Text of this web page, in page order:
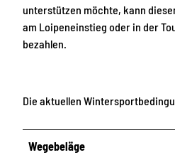
unterstützen möchte, kann
am Loipeneinstieg oder in der
bezahlen.
Die aktuellen
Wegebeläge